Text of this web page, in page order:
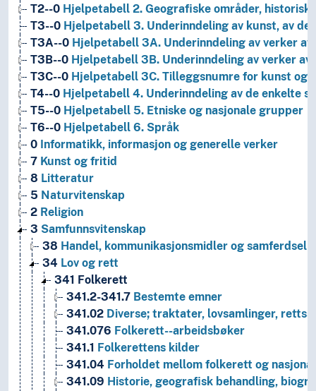
T2--0 Hjelpetabell 2. Geografiske områder,
T3--0 Hjelpetabell 3. Underinndeling av kunst, av
T3A--0 Hjelpetabell 3A. Underinndeling av verker
T3B--0 Hjelpetabell 3B. Underinndeling av verker
T3C--0 Hjelpetabell 3C. Tilleggsnumre for kunst og
T4--0 Hjelpetabell 4. Underinndeling av de enkelte
T5--0 Hjelpetabell 5. Etniske og nasjonale grupper
T6--0 Hjelpetabell 6. Språk
0 Informatikk, informasjon og generelle verker
7 Kunst og fritid
8 Litteratur
5 Naturvitenskap
2 Religion
3 Samfunnsvitenskap
38 Handel, kommunikasjonsmidler og samferdsel
34 Lov og rett
341 Folkerett
341.2-341.7 Bestemte emner
341.02 Diverse; traktater, lovsamlinger,
341.076 Folkerett--arbeidsbøker
341.1 Folkerettens kilder
341.04 Forholdet mellom folkerett og
341.09 Historie, geografisk behandling,